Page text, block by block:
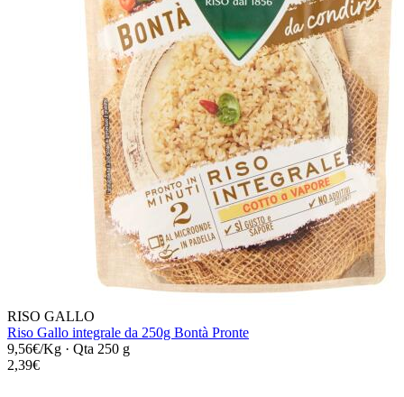
RISO GALLO
Riso Gallo integrale da 250g Bontà Pronte
9,56€/Kg · Qta 250 g
2,39€